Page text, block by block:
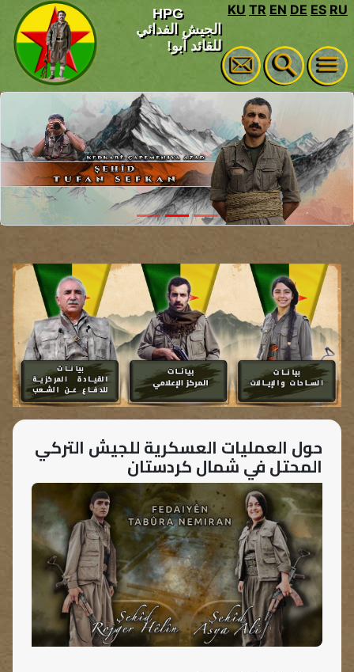
KU TR EN DE ES
HPG
الجيش الفدائي
للقائد آبو!
حول العمليات العسكرية للجيش التركي
المحتل في شمال كردستان